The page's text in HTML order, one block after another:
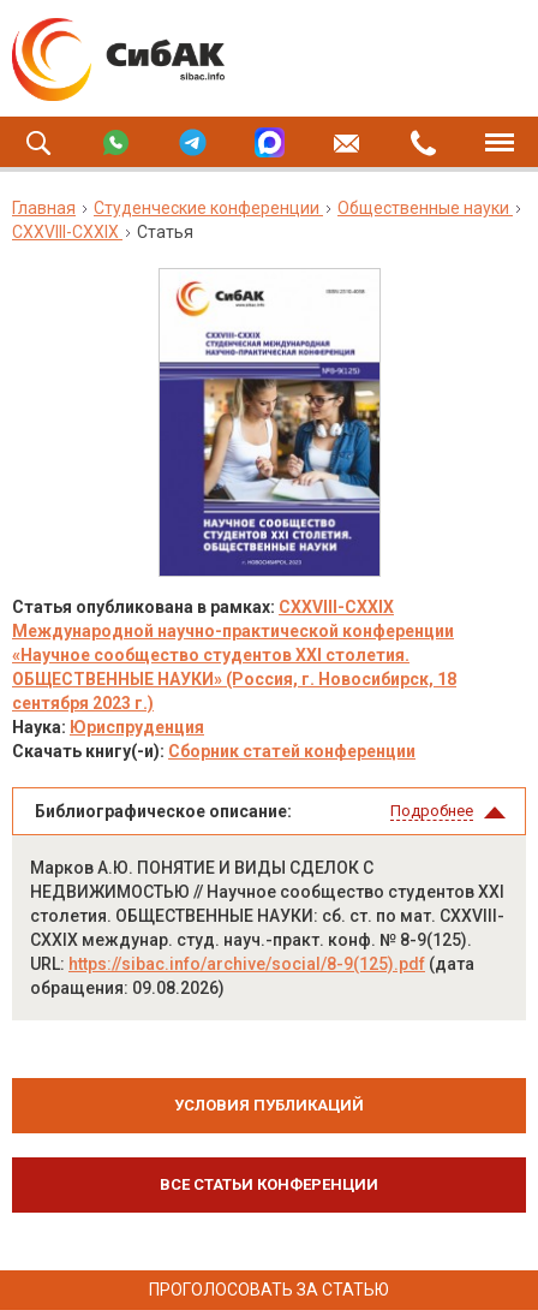
Главная Студенческие конференции
Общественные науки
CXXVIII-CXXIX
Статья
Статья опубликована в рамках: CXXVIII-CXXIX
Международной научно-практической конференции
«Научное сообщество студентов XXI столетия.
ОБЩЕСТВЕННЫЕ НАУКИ» (Россия, г. Новосибирск, 18
сентября 2023 г.)
Наука: Юриспруденция
Скачать книгу(-и): Сборник статей конференции
Библиографическое описание: Подробнее
Марков А.Ю. ПОНЯТИЕ И ВИДЫ СДЕЛОК С
НЕДВИЖИМОСТЬЮ // Научное сообщество студентов XXI
столетия. ОБЩЕСТВЕННЫЕ НАУКИ: сб. ст. по мат. CXXVIII-
CXXIX междунар. студ. науч.-практ. конф. № 8-9(125).
URL: https://sibac.info/archive/social/8-9(125).pdf (дата
обращения: 09.08.2026)
УСЛОВИЯ ПУБЛИКАЦИЙ
ВСЕ СТАТЬИ КОНФЕРЕНЦИИ
ПРОГОЛОСОВАТЬ ЗА СТАТЬЮ